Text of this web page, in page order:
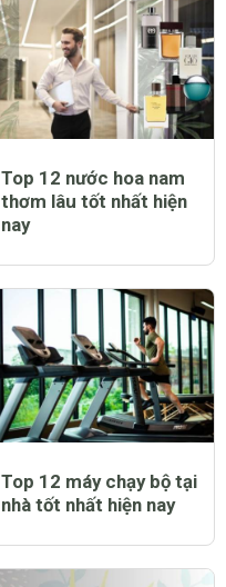
Top 12 nước hoa nam
thơm lâu tốt nhất hiện
nay
Top 12 máy chạy bộ tại
nhà tốt nhất hiện nay